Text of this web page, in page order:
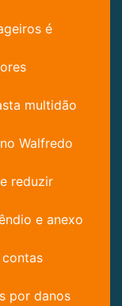
é
multidão
Walfredo
reduzir
e anexo
por danos